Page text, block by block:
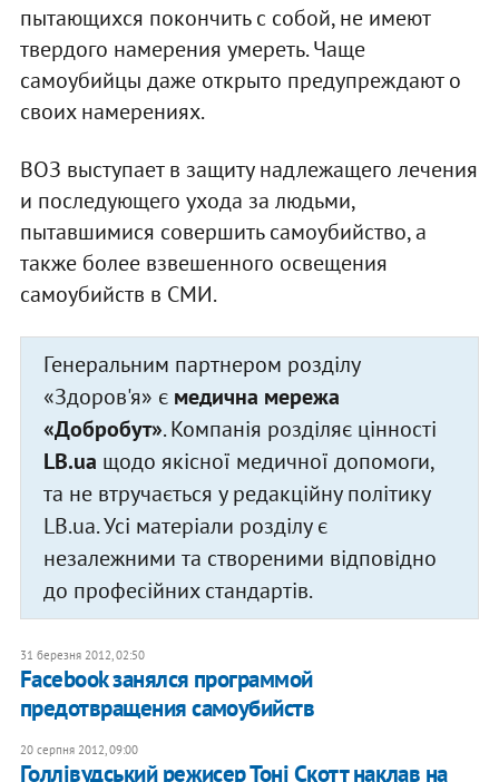
пытающихся покончить с собой, не имеют
твердого намерения умереть. Чаще
самоубийцы даже открыто предупреждают о
своих намерениях.
ВОЗ выступает в защиту надлежащего лечения
и последующего ухода за людьми,
пытавшимися совершить самоубийство, а
также более взвешенного освещения
самоубийств в СМИ.
Генеральним партнером розділу
«Здоров'я» є медична мережа
«Добробут». Компанія розділяє цінності
LB.ua щодо якісної медичної допомоги,
та не втручається у редакційну політику
LB.ua. Усі матеріали розділу є
незалежними та створеними відповідно
до професійних стандартів.
31 березня 2012, 02:50
Facebook занялся программой
предотвращения самоубийств
20 серпня 2012, 09:00
Голлівудський режисер Тоні Скотт наклав на